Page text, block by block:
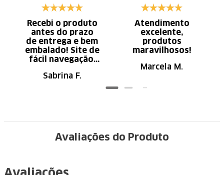
Recebi o produto
antes do prazo
de entrega e bem
embalado! Site de
fácil navegação.
Sabrina F.
Atendimento
excelente,
produtos
maravilhosos!
Marcela M.
Avaliações do Produto